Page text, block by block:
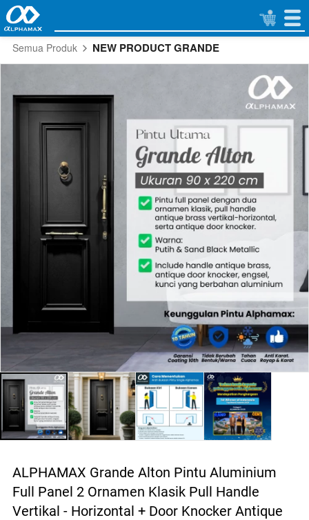
Semua Produk NEW PRODUCT GRANDE
ALPHAMAX Grande Alton Pintu Aluminium
Full Panel 2 Ornamen Klasik Pull Handle
Vertikal - Horizontal + Door Knocker Antique